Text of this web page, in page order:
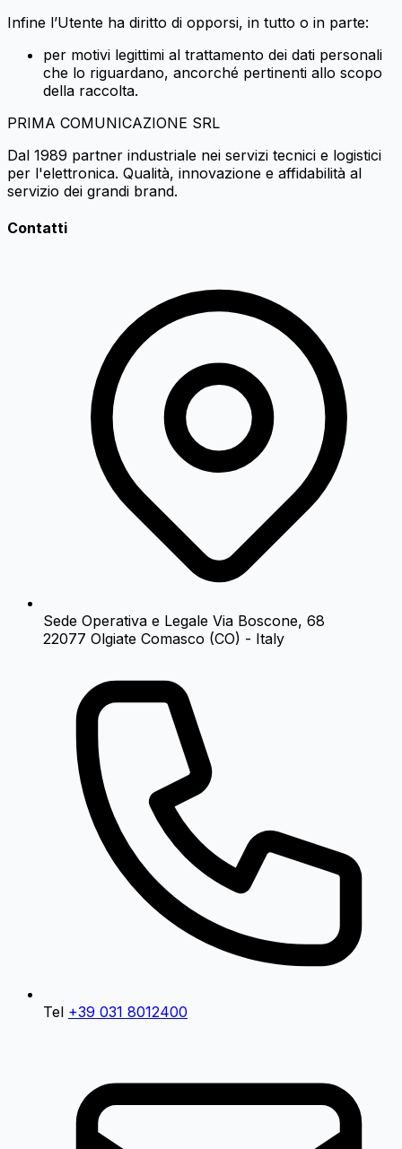
Infine l’Utente ha diritto di opporsi, in tutto o in parte:
per motivi legittimi al trattamento dei dati personali
che lo riguardano, ancorché pertinenti allo scopo
della raccolta.
PRIMA COMUNICAZIONE SRL
Dal 1989 partner industriale nei servizi tecnici e logistici
per l'elettronica. Qualità, innovazione e affidabilità al
servizio dei grandi brand.
Contatti
Sede Operativa e Legale Via Boscone, 68
22077 Olgiate Comasco (CO) - Italy
Tel +39 031 8012400